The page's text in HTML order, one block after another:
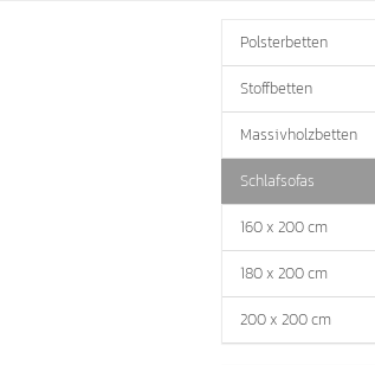
Polsterbetten
Stoffbetten
Massivholzbetten
Schlafsofas
160 x 200 cm
180 x 200 cm
200 x 200 cm